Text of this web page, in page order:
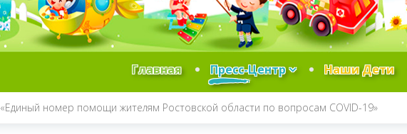
Главная Пресс-Центр Наши Дети
«Единый номер помощи жителям Ростовской области по вопросам COVID-19»